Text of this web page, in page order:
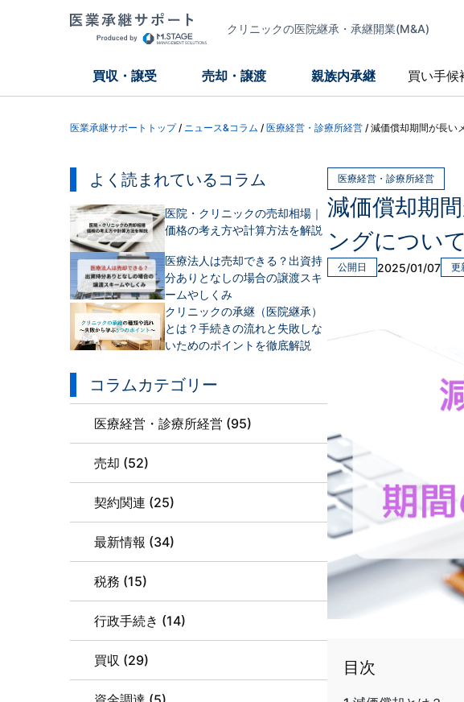
クリニックの医院継承・承継開業(M&A)
買収・譲受 売却・譲渡 親族内承継 買い手候
医業承継サポートトップ/ ニュース&コラム / 医療経営・診療所経営 / 減価償却期間が長い
よく読まれているコラム
医院・クリニックの売却相場｜
価格の考え方や計算方法を解説
医療法人は売却できる？出資持
分ありとなしの場合の譲渡スキ
ームやしくみ
クリニックの承継（医院継承）
とは？手続きの流れと失敗しな
いためのポイントを徹底解説
コラムカテゴリー
医療経営・診療所経営 (95)
売却 (52)
契約関連 (25)
最新情報 (34)
税務 (15)
行政手続き (14)
買収 (29)
医療経営・診療所経営
減価償却期
ングについ
公開日 2025/01/07 更
目次